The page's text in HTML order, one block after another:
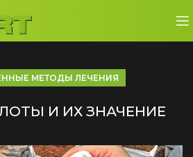
МЕТОДЫ ЛЕЧЕНИЯ
И ИХ ЗНАЧЕНИЕ